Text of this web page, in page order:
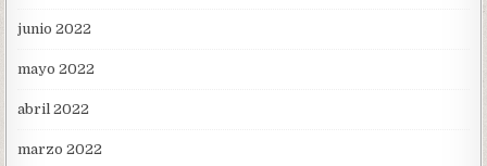
junio 2022
mayo 2022
abril 2022
marzo 2022